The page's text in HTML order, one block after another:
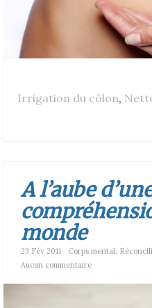
Irrigation du côlon,
A l’aube
monde
23 Fév 2011 Corps mental,
Aucun commentaire